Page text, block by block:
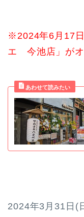
※2024年6月17
エ 今池店」がオ
2024年3月31日(